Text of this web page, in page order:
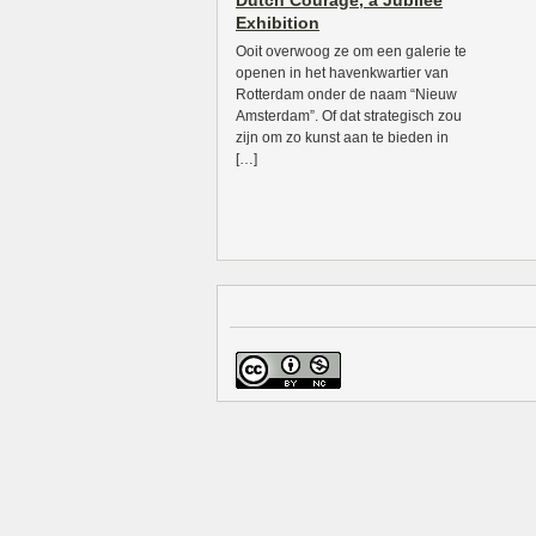
Exhibition
Ooit overwoog ze om een galerie te
openen in het havenkwartier van
Rotterdam onder de naam “Nieuw
Amsterdam”. Of dat strategisch zou
zijn om zo kunst aan te bieden in
[…]